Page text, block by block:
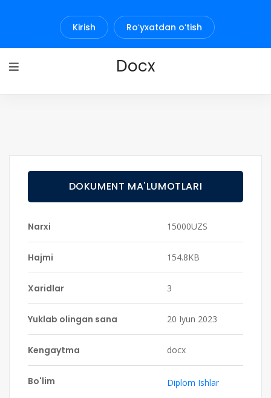
Kirish Roʻyxatdan oʻtish
Docx
DOKUMENT MA'LUMOTLARI
Narxi 15000UZS
Hajmi 154.8KB
Xaridlar 3
Yuklab olingan sana 20 Iyun 2023
Kengaytma docx
Bo'lim Diplom Ishlar